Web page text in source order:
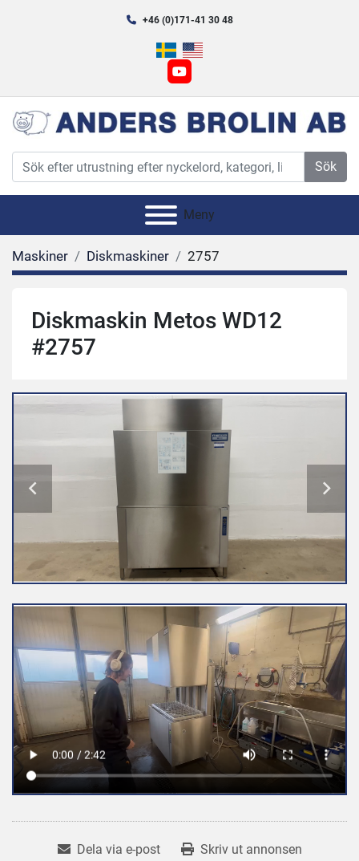
+46 (0)171-41 30 48
youtube
Sök
Meny
Maskiner Diskmaskiner 2757
Diskmaskin Metos WD12
#2757
Dela via e-post
Skriv ut annonsen